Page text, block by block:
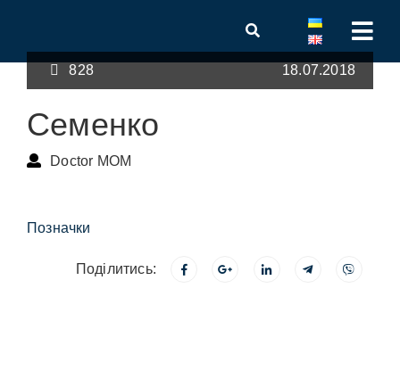
828 18.07.2018
Семенко
Doctor MOM
Позначки
Поділитись: